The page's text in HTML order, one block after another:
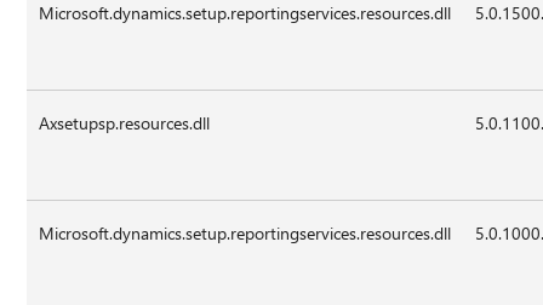
Microsoft.dynamics.setup.reportingservices.resources.dll
Axsetupsp.resources.dll
Microsoft.dynamics.setup.reportingservices.resources.dll